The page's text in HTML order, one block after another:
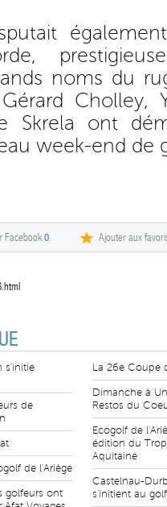
noms du
Cholley,
Skrela ont
week-end de
Facebook0 Ajouter aux
s'initie
de
de l'Ariège
golfeurs ont
La 26e Coupe
Dimanche à
Restos du
Ecogolf de
édition du
Aquitaine
Castelnau-
s'initient au